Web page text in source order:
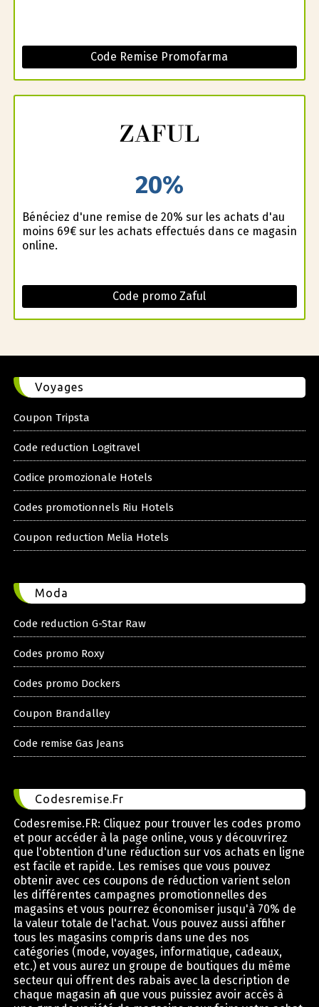
Code Remise Promofarma
20%
Bénéficiez d'une remise de 20% sur les achats d'au
moins 69€ sur les achats effectués dans ce magasin
online.
Code promo Zaful
Voyages
Coupon Tripsta
Code reduction Logitravel
Codice promozionale Hotels
Codes promotionnels Riu Hotels
Coupon reduction Melia Hotels
Moda
Code reduction G-Star Raw
Codes promo Roxy
Codes promo Dockers
Coupon Brandalley
Code remise Gas Jeans
Codesremise.Fr
Codesremise.FR: Cliquez pour trouver les codes promo
et pour accéder à la page online, vous y découvrirez
que l'obtention d'une réduction sur vos achats en ligne
est facile et rapide. Les remises que vous pouvez
obtenir avec ces coupons de réduction varient selon
les différentes campagnes promotionnelles des
magasins et vous pourrez économiser jusqu'à 70% de
la valeur totale de l'achat. Vous pouvez aussi afficher
tous les magasins compris dans une des nos
catégories (mode, voyages, informatique, cadeaux,
etc.) et vous aurez un groupe de boutiques du même
secteur qui offrent des rabais avec la description de
chaque magasin afin que vous puissiez avoir accès à